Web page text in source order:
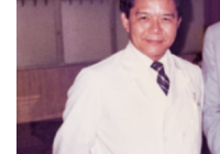
5 饅頭裡的慈母心
6 陪妳到最後
7 每個生命都有活下
陳慧玲 作者
文字工作者。資深新
品牌：D-Link年年獲
出版社